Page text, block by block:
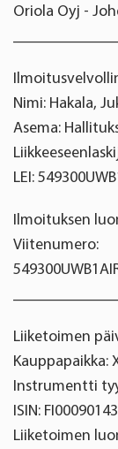
Oriola Oyj -
Nimi: Hakala,
Asema:
LEI:
Ilmoituksen
Viitenumero:
Liiketoimen
Kauppapaikka:
Instrumentti
ISIN:
Liiketoimen